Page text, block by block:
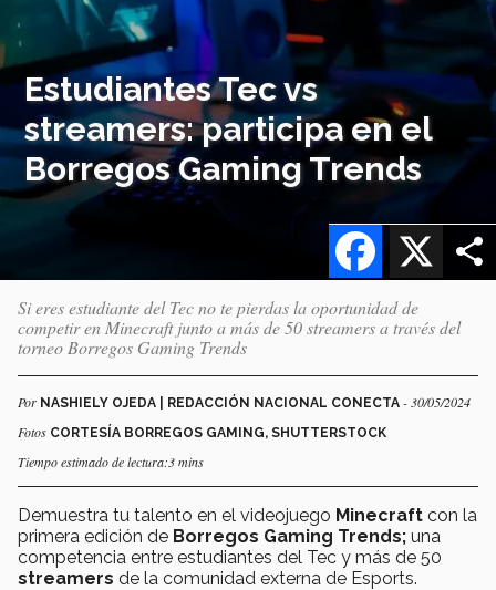
Estudiantes Tec vs
streamers: participa en el
Borregos Gaming Trends
X
Facebook
Si eres estudiante del Tec no te pierdas la oportunidad de
competir en Minecraft junto a más de 50 streamers a través del
torneo Borregos Gaming Trends
Por NASHIELY OJEDA | REDACCIÓN NACIONAL CONECTA - 30/05/2024
Fotos CORTESÍA BORREGOS GAMING, SHUTTERSTOCK
Tiempo estimado de lectura:3 mins
Demuestra tu talento en el videojuego Minecraft con la
primera edición de Borregos Gaming Trends; una
competencia entre estudiantes del Tec y más de 50
streamers de la comunidad externa de Esports.